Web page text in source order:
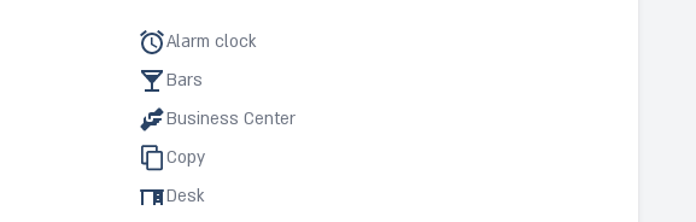
Alarm clock
Bars
Business Center
Copy
Desk